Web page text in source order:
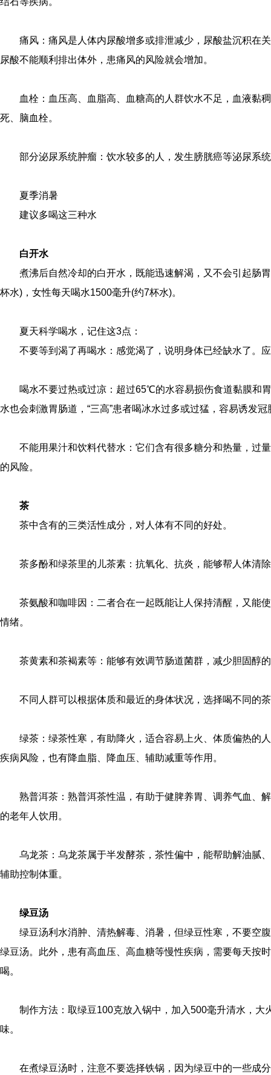
痛风：痛风是人体内尿酸增多或排泄减少，尿酸盐沉积在
尿酸不能顺利排出体外，患痛风的风险就会增加。
血栓：血压高、血脂高、血糖高的人群饮水不足，血液黏
死、脑血栓。
部分泌尿系统肿瘤：饮水较多的人，发生膀胱癌等泌尿系
夏季消暑
建议多喝这三种水
白开水
煮沸后自然冷却的白开水，既能迅速解渴，又不会引起肠
杯水)，女性每天喝水1500毫升(约7杯水)。
夏天科学喝水，记住这3点：
不要等到渴了再喝水：感觉渴了，说明身体已经缺水了。
喝水不要过热或过凉：超过65℃的水容易损伤食道黏膜和
水也会刺激胃肠道，“三高”患者喝冰水过多或过猛，容易诱发
不能用果汁和饮料代替水：它们含有很多糖分和热量，过
的风险。
茶
茶中含有的三类活性成分，对人体有不同的好处。
茶多酚和绿茶里的儿茶素：抗氧化、抗炎，能够帮人体清
茶氨酸和咖啡因：二者合在一起既能让人保持清醒，又能
情绪。
茶黄素和茶褐素等：能够有效调节肠道菌群，减少胆固醇
不同人群可以根据体质和最近的身体状况，选择喝不同的
绿茶：绿茶性寒，有助降火，适合容易上火、体质偏热的
疾病风险，也有降血脂、降血压、辅助减重等作用。
熟普洱茶：熟普洱茶性温，有助于健脾养胃、调养气血、
的老年人饮用。
乌龙茶：乌龙茶属于半发酵茶，茶性偏中，能帮助解油腻
辅助控制体重。
绿豆汤
绿豆汤利水消肿、清热解毒、消暑，但绿豆性寒，不要空
绿豆汤。此外，患有高血压、高血糖等慢性疾病，需要每天按
喝。
制作方法：取绿豆100克放入锅中，加入500毫升清水，大
味。
在煮绿豆汤时，注意不要选择铁锅，因为绿豆中的一些成